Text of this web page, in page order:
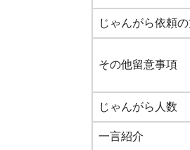
じゃんがら依頼
その他留意事項
じゃんがら人数
一言紹介